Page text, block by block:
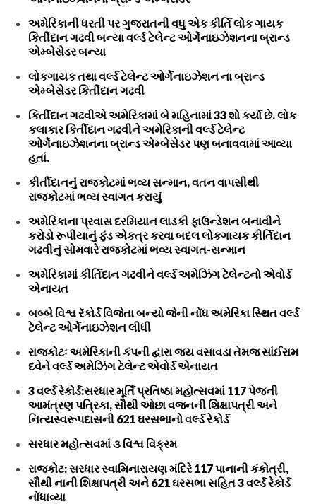
અમેરિકાની ધરતી પર ગુજરાતની વધુ એક કીર્તિ લોક ગાયક
કિર્તીદાન ગઢવી બન્યા વર્લ્ડ ટેલેન્ટ ઓર્ગેનાઇઝેશનના બ્રાન્ડ
એમ્બેસેડર બન્યા
લોકગાયક તથા વર્લ્ડ ટેલેન્ટ ઓર્ગેનાઇઝેશન ના બ્રાન્ડ
એમ્બેસેડર કિર્તીદાન ગઢવી
કિર્તીદાન ગઢવીએ અમેરિકામાં બે મહિનામાં 33 શો કર્યા છે. લોક
કલાકાર કિર્તીદાન ગઢવીને અમેરિકાની વર્લ્ડ ટેલેન્ટ
ઓર્ગેનાઇઝેશનના બ્રાન્ડ એમ્બેસેડર પણ બનાવવામાં આવ્યા
હતાં.
કીર્તીદાનનું રાજકોટમાં ભવ્ય સન્માન, વતન વાપસીથી
રાજકોટમાં ભવ્ય સ્વાગત કરાયું
અમેરિકાના પ્રવાસ દરમિયાન લાડકી ફાઉન્ડેશન બનાવીને
કરોડો રૂપીયાનું ફંડ એકત્ર કરવા બદલ લોકગાયક કીર્તિદાન
ગઢવીનું સોમવારે રાજકોટમાં ભવ્ય સ્વાગત-સન્માન
અમેરિકામાં કીર્તિદાન ગઢવીને વર્લ્ડ અમેઝિંગ ટેલેન્ટનો એવોર્ડ
એનાયત
બબ્બે વિશ્વ રૅકોર્ડ વિજેતા બન્યો જેની નોંધ અમેરિકા સ્થિત વર્લ્ડ
ટેલેન્ટ ઓર્ગેનાઇઝેશન લીધી
રાજકોટઃ અમેરિકાની કંપની દ્વારા જય વસાવડા તેમજ સાંઈરામ
દવેને વર્લ્ડ અમેઝિંગ ટેલેન્ટ એવોર્ડ એનાયત
3 વર્લ્ડ રેકોર્ડ:સરધાર મૂર્તિ પ્રતિષ્ઠા મહોત્સવમાં 117 પેજની
આમંત્રણ પત્રિકા, સૌથી ઓછા વજનની શિક્ષાપત્રી અને
નિત્યસ્વરૂપદાસની 621 ઘરસભાનો વર્લ્ડ રેકોર્ડ
સરધાર મહોત્સવમાં ૩ વિશ્વ વિક્રમ
રાજકોટ: સરધાર સ્વામિનારાયણ મંદિરે 117 પાનાની કંકોત્રી,
સૌથી નાની શિક્ષાપત્રી અને 621 ઘરસભા સહિત 3 વર્લ્ડ રેકોર્ડ
નોંધાવ્યા